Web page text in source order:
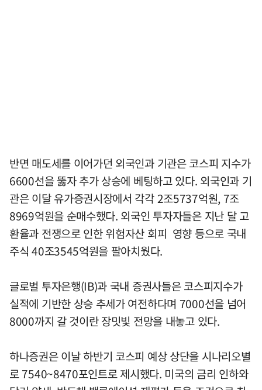
반면 매도세를 이어가던 외국인과 기관은 코스피 지수가
6600선을 뚫자 추가 상승에 베팅하고 있다. 외국인과 기
관은 이달 유가증권시장에서 각각 2조5737억원, 7조
8969억원을 순매수했다. 외국인 투자자들은 지난 달 고
환율과 전쟁으로 인한 위험자산 회피 영향 등으로 국내
주식 40조3545억원을 팔아치웠다.
글로벌 투자은행(IB)과 국내 증권사들은 코스피지수가
실적에 기반한 상승 추세가 여전하다며 7000선을 넘어
8000까지 갈 것이란 장밋빛 전망을 내놓고 있다.
하나증권은 이날 하반기 코스피 예상 상단을 시나리오별
로 7540~8470포인트로 제시했다. 미국의 금리 인하와